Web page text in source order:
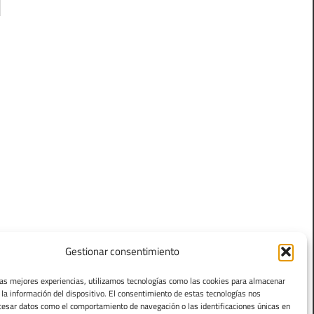
Gestionar consentimiento
mejores experiencias, utilizamos tecnologías como las cookies para almacenar
información del dispositivo. El consentimiento de estas tecnologías nos
datos como el comportamiento de navegación o las identificaciones únicas en